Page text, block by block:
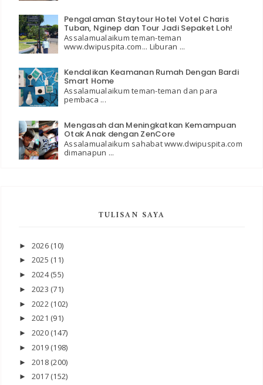
Pengalaman Staytour Hotel Votel Charis
Tuban, Nginep dan Tour Jadi Sepaket Loh!
Assalamualaikum teman-teman
www.dwipuspita.com... Liburan ...
Kendalikan Keamanan Rumah Dengan Bardi
Smart Home
Assalamualaikum teman-teman dan para
pembaca ...
Mengasah dan Meningkatkan Kemampuan
Otak Anak dengan ZenCore
Assalamualaikum sahabat www.dwipuspita.com
dimanapun ...
TULISAN SAYA
► 2026 (10)
► 2025 (11)
► 2024(55)
► 2023 (71)
► 2022 (102)
► 2021 (91)
► 2020 (147)
► 2019 (198)
► 2018 (200)
► 2017 (152)